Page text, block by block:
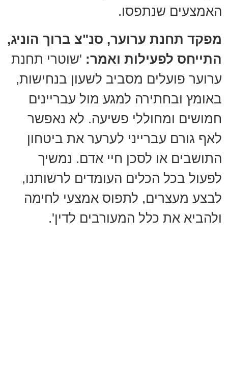
האמצעים שנתפסו.
מפקד תחנת ערוער, סנ"צ ברוך הוניג,
התייחס לפעילות ואמר: 'שוטרי תחנת
ערוער פועלים מסביב לשעון בנחישות,
באומץ ובחתירה למגע מול עבריינים
חמושים ומחוללי פשיעה. לא נאפשר
לאף גורם עברייני לערער את ביטחון
התושבים או לסכן חיי אדם. נמשיך
לפעול בכל הכלים העומדים לרשותנו,
לבצע מעצרים, לתפוס אמצעי לחימה
ולהביא את כלל המעורבים לדין'.